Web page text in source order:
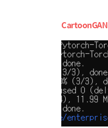
CartoonGAN